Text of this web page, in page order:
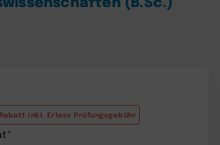
Rabatt inkl. Erlass Prüfungsgebühr